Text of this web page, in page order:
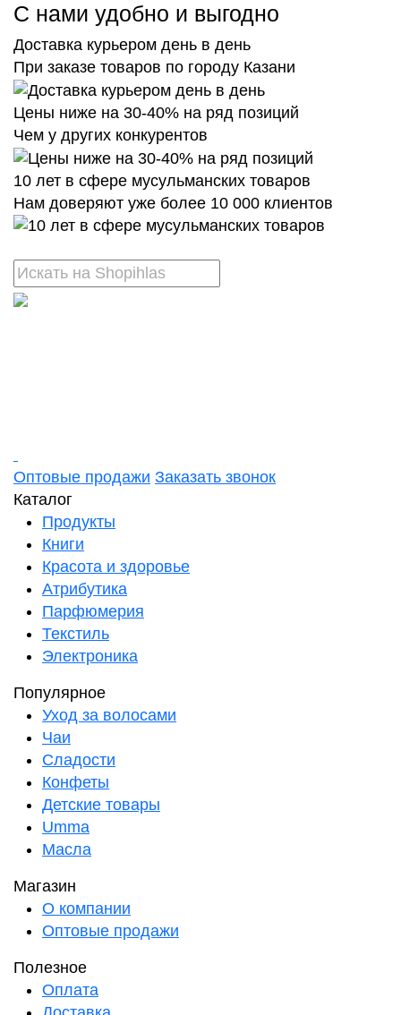
С нами удобно и выгодно
Доставка курьером день в день
При заказе товаров по городу Казани
Цены ниже на 30-40% на ряд позиций
Чем у других конкурентов
10 лет в сфере мусульманских товаров
Нам доверяют уже более 10 000 клиентов
Оптовые продажи Заказать звонок
Каталог
Продукты
Книги
Красота и здоровье
Атрибутика
Парфюмерия
Текстиль
Электроника
Популярное
Уход за волосами
Чаи
Сладости
Конфеты
Детские товары
Umma
Масла
Магазин
О компании
Оптовые продажи
Полезное
Оплата